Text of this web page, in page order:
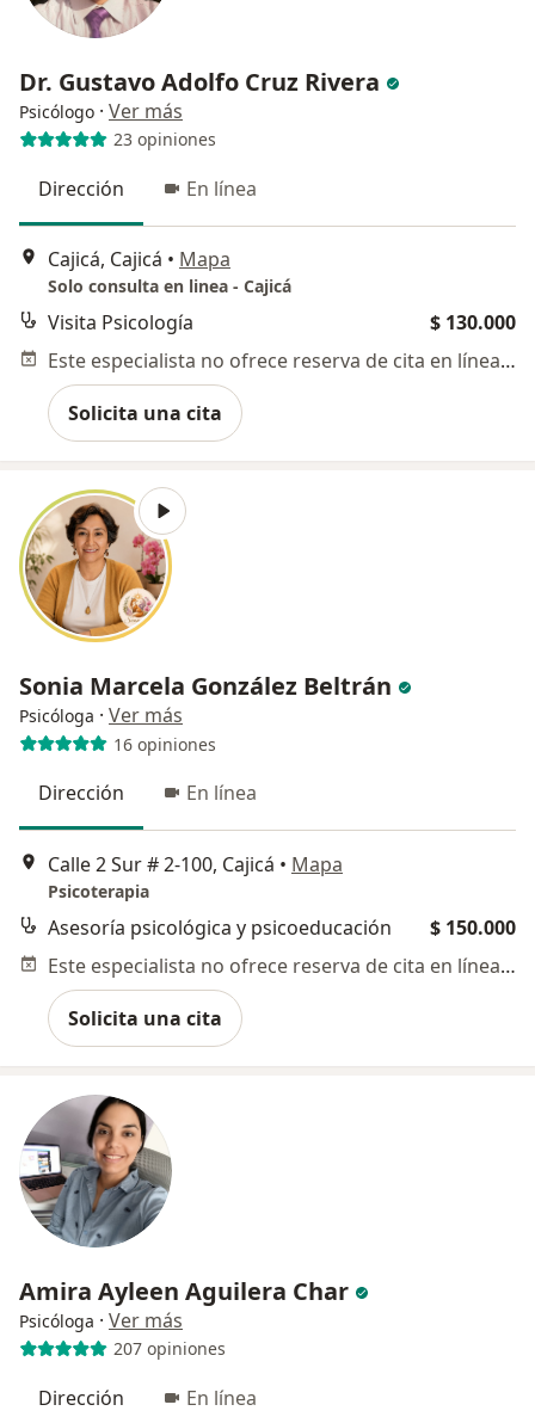
Dr. Gustavo Adolfo Cruz Rivera
Psicólogo · Ver más
23 opiniones
Dirección En línea
Cajicá, Cajicá • Mapa
Solo consulta en linea - Cajicá
Visita Psicología
$ 130.000
Este especialista no ofrece reserva de cita en línea en esta dirección.
Solicita una cita
Sonia Marcela González Beltrán
Psicóloga · Ver más
16 opiniones
Dirección En línea
Calle 2 Sur # 2-100, Cajicá • Mapa
Psicoterapia
Asesoría psicológica y psicoeducación
$ 150.000
Este especialista no ofrece reserva de cita en línea en esta dirección.
Solicita una cita
Amira Ayleen Aguilera Char
Psicóloga · Ver más
207 opiniones
Dirección En línea